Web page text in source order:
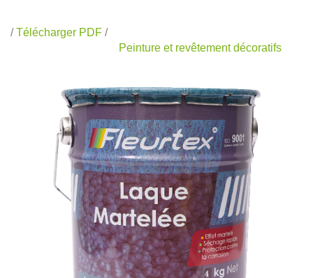
/Télécharger PDF /
Peinture et revêtement décoratifs